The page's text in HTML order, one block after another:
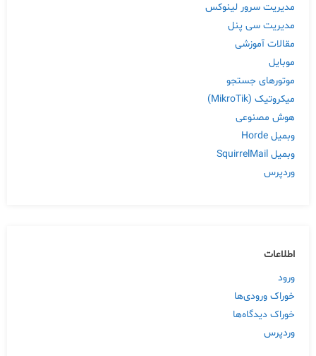
مدیریت سرور لینوکس
مدیریت سی پنل
مقالات آموزشی
موبایل
موتورهای جستجو
میکروتیک (MikroTik)
هوش مصنوعی
وبمیل Horde
وبمیل SquirrelMail
وردپرس
اطلاعات
ورود
خوراک ورودی‌ها
خوراک دیدگاه‌ها
وردپرس